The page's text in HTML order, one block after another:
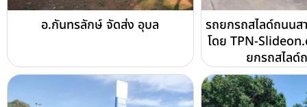
อ.กันทรลักษ์ จัดส่ง อุบล
รถยกรถสไลด์ถนนส
โดย TPN-
ยกรถสไลด์